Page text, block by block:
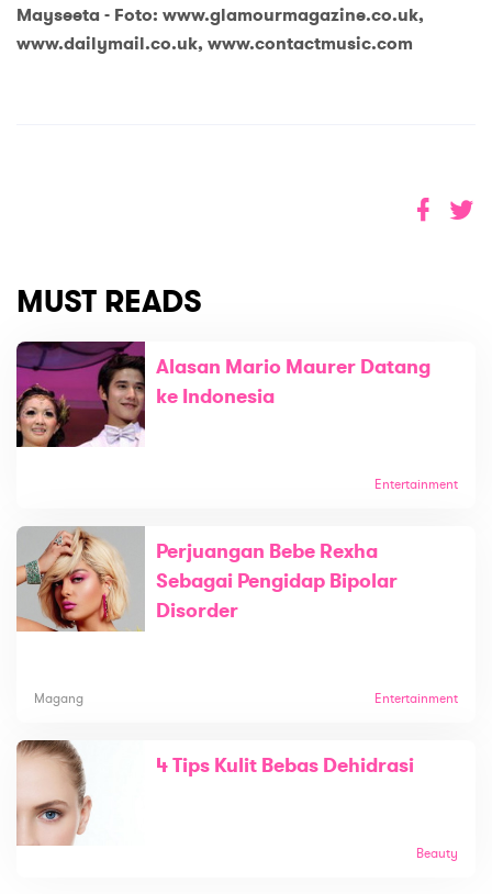
Mayseeta - Foto: www.glamourmagazine.co.uk,
www.dailymail.co.uk, www.contactmusic.com
MUST READS
Alasan Mario Maurer Datang
ke Indonesia
Entertainment
Perjuangan Bebe Rexha
Sebagai Pengidap Bipolar
Disorder
Magang Entertainment
4 Tips Kulit Bebas Dehidrasi
Beauty